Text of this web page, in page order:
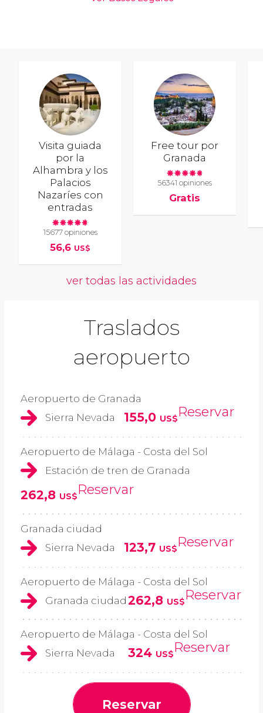
Visita guiada
por la
Alhambra y los
Palacios
Nazaríes con
entradas
15677 opiniones
56,6 US$
Free tour por
Granada
56341 opiniones
Gratis
ver todas las actividades
Traslados
aeropuerto
Aeropuerto de Granada
Sierra Nevada
155,0 US$Reservar
Aeropuerto de Málaga - Costa del Sol
Estación de tren de Granada
262,8 US$Reservar
Granada ciudad
Sierra Nevada
123,7 US$Reservar
Aeropuerto de Málaga - Costa del Sol
Granada ciudad 262,8 US$Reservar
Aeropuerto de Málaga - Costa del Sol
Sierra Nevada
324 US$Reservar
Reservar